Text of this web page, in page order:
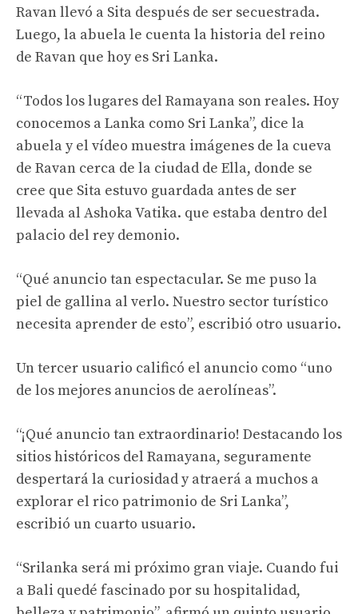
Ravan llevó a Sita después de ser secuestrada.
Luego, la abuela le cuenta la historia del reino
de Ravan que hoy es Sri Lanka.
“Todos los lugares del Ramayana son reales. Hoy
conocemos a Lanka como Sri Lanka”, dice la
abuela y el vídeo muestra imágenes de la cueva
de Ravan cerca de la ciudad de Ella, donde se
cree que Sita estuvo guardada antes de ser
llevada al Ashoka Vatika. que estaba dentro del
palacio del rey demonio.
“Qué anuncio tan espectacular. Se me puso la
piel de gallina al verlo. Nuestro sector turístico
necesita aprender de esto”, escribió otro usuario.
Un tercer usuario calificó el anuncio como “uno
de los mejores anuncios de aerolíneas”.
“¡Qué anuncio tan extraordinario! Destacando los
sitios históricos del Ramayana, seguramente
despertará la curiosidad y atraerá a muchos a
explorar el rico patrimonio de Sri Lanka”,
escribió un cuarto usuario.
“Srilanka será mi próximo gran viaje. Cuando fui
a Bali quedé fascinado por su hospitalidad,